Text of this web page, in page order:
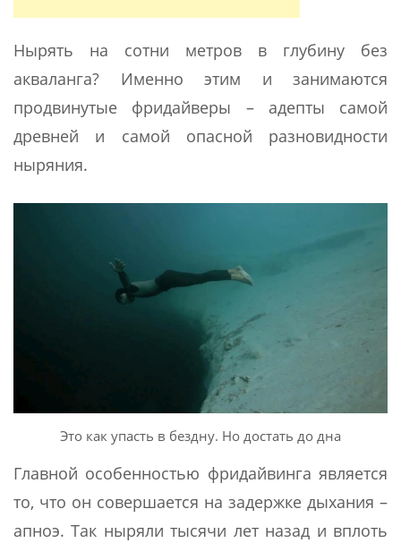
Нырять на сотни метров в глубину без
акваланга? Именно этим и занимаются
продвинутые фридайверы – адепты самой
древней и самой опасной разновидности
ныряния.
Это как упасть в бездну. Но достать до дна
Главной особенностью фридайвинга является
то, что он совершается на задержке дыхания –
апноэ. Так ныряли тысячи лет назад и вплоть